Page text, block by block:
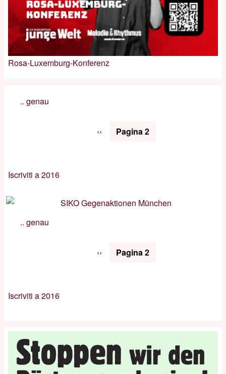
Rosa-Luxemburg-Konferenz
.. genau
Pagina
‹‹ Pagina 2
Iscriviti a 2016
.. genau
Pagina
‹‹ Pagina 2
Iscriviti a 2016